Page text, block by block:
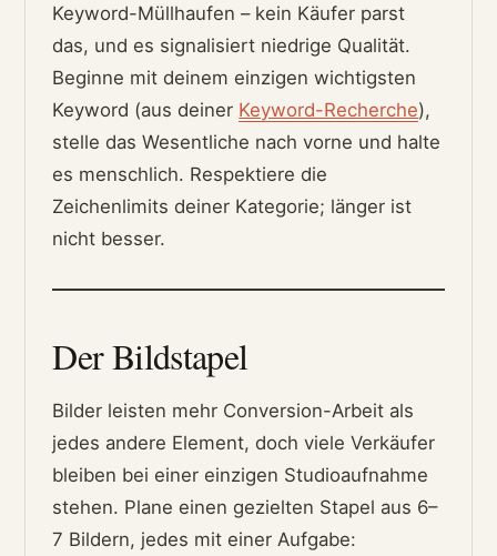
Keyword-Müllhaufen – kein Käufer parst
das, und es signalisiert niedrige Qualität.
Beginne mit deinem einzigen wichtigsten
Keyword (aus deiner Keyword-Recherche),
stelle das Wesentliche nach vorne und halte
es menschlich. Respektiere die
Zeichenlimits deiner Kategorie; länger ist
nicht besser.
Der Bildstapel
Bilder leisten mehr Conversion-Arbeit als
jedes andere Element, doch viele Verkäufer
bleiben bei einer einzigen Studioaufnahme
stehen. Plane einen gezielten Stapel aus 6–
7 Bildern, jedes mit einer Aufgabe: